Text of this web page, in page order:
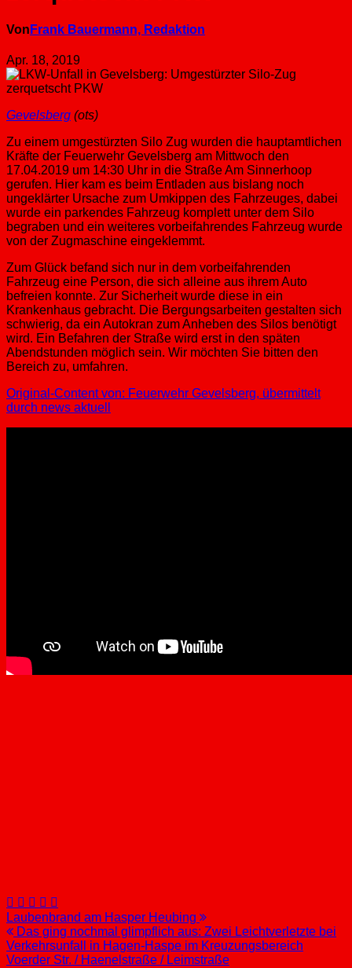
Von Frank Bauermann, Redaktion
Apr. 18, 2019
Gevelsberg (ots)
Zu einem umgestürzten Silo Zug wurden die hauptamtlichen
Kräfte der Feuerwehr Gevelsberg am Mittwoch den
17.04.2019 um 14:30 Uhr in die Straße Am Sinnerhoop
gerufen. Hier kam es beim Entladen aus bislang noch
ungeklärter Ursache zum Umkippen des Fahrzeuges, dabei
wurde ein parkendes Fahrzeug komplett unter dem Silo
begraben und ein weiteres vorbeifahrendes Fahrzeug wurde
von der Zugmaschine eingeklemmt.
Zum Glück befand sich nur in dem vorbeifahrenden
Fahrzeug eine Person, die sich alleine aus ihrem Auto
befreien konnte. Zur Sicherheit wurde diese in ein
Krankenhaus gebracht. Die Bergungsarbeiten gestalten sich
schwierig, da ein Autokran zum Anheben des Silos benötigt
wird. Ein Befahren der Straße wird erst in den späten
Abendstunden möglich sein. Wir möchten Sie bitten den
Bereich zu, umfahren.
Original-Content von: Feuerwehr Gevelsberg, übermittelt
durch news aktuell
Beitragsnavigation
Laubenbrand am Hasper Heubing
Das ging nochmal glimpflich aus: Zwei Leichtverletzte bei
Verkehrsunfall in Hagen-Haspe im Kreuzungsbereich
Voerder Str. / Haenelstraße / Leimstraße